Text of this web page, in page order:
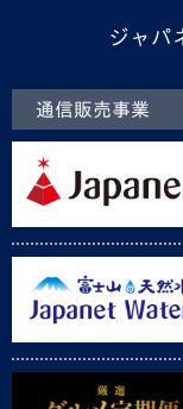
ジャパ
通信販売事業